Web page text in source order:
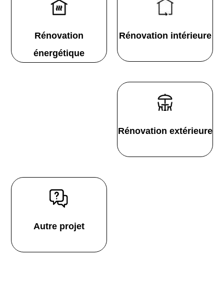
Rénovation
énergétique
Rénovation intérieure
Rénovation extérieure
Autre projet